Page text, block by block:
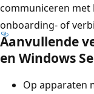
communiceren met
onboarding- of
Aanvullende
en Windows
Op apparaten